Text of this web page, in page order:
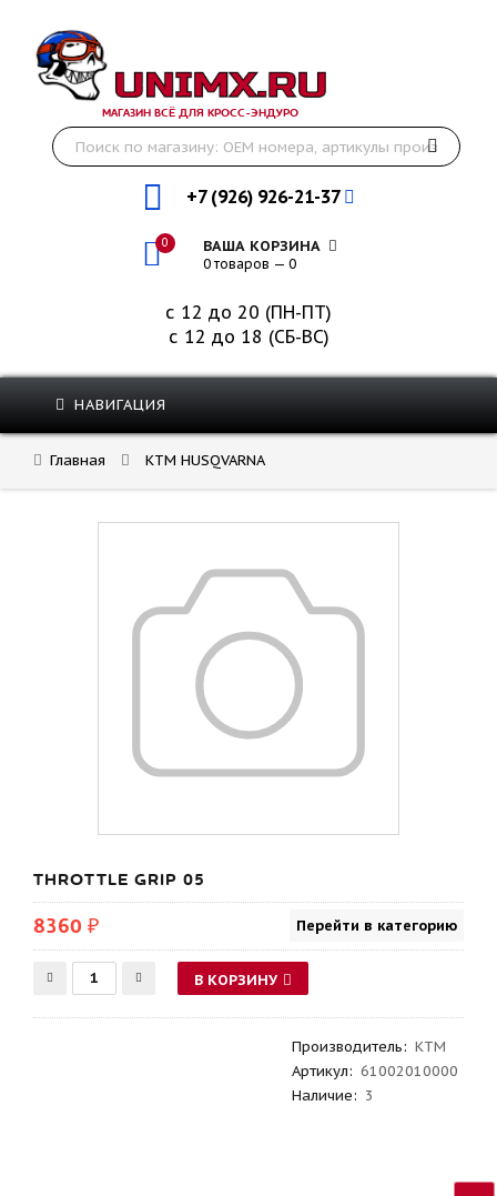
МАГАЗИН ВСЁ ДЛЯ КРОСС-ЭНДУРО
+7 (926) 926-21-37
0 ВАША КОРЗИНА
0 товаров — 0
с 12 до 20 (ПН-ПТ)
с 12 до 18 (СБ-ВС)
НАВИГАЦИЯ
Главная KTM HUSQVARNA
THROTTLE GRIP 05
8360 ₽ Перейти в категорию
В КОРЗИНУ
Производитель: KTM
Артикул: 61002010000
Наличие: 3